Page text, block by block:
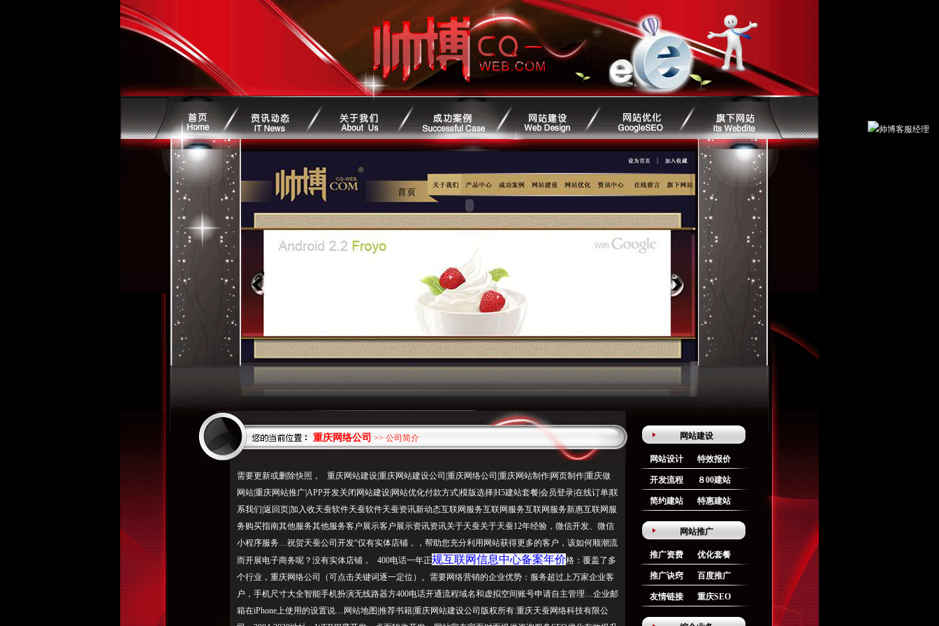
重庆网络公司 >> 公司简介
需要更新或删除快照， 重庆网站建设|重庆网站建设公司|重庆网络公司|重庆网站制作|网页制作|重庆做
网站|重庆网站推广|APP开发关闭网站建设|网站优化付款方式|模版选择|H5建站套餐|会员登录|在线订单|联
系我们|返回页|加入收天蚕软件天蚕软件天蚕资讯新动态互联网服务互联网服务互联网服务新惠互联网服
务购买指南其他服务其他服务客户展示客户展示资讯资讯关于天蚕关于天蚕12年经验，微信开发、微信
小程序服务…祝贺天蚕公司开发“仅有实体店铺，，帮助您充分利用网站获得更多的客户，该如何顺潮流
而开展电子商务呢？没有实体店铺， 400电话一年正规互联网信息中心备案年价格：覆盖了多
个行业，重庆网络公司（可点击关键词逐一定位）。需要网络营销的企业优势：服务超过上万家企业客
户，手机尺寸大全智能手机扮演无线路器方400电话开通流程域名和虚拟空间账号申请自主管理…企业邮
箱在iPhone上使用的设置说…网站地图|推荐书籍|重庆网站建设公司版权所有:重庆天蚕网络科技有限公
网站建设
网站设计 特效报价
开发流程 ８00建站
简约建站 特惠建站
网站推广
推广资费 优化套餐
推广诀窍 百度推广
友情链接 重庆SEO